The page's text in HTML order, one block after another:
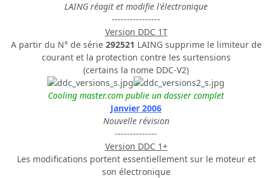
LAING réagit et modifie l'électronique
----------------
Version DDC 1T
A partir du N° de série 292521 LAING supprime le limiteur de
courant et la protection contre les surtensions
(certains la nome DDC-V2)
Cooling master.com publie un dossier complet
Janvier 2006
Nouvelle révision
--------------
Version DDC 1+
Les modifications portent essentiellement sur le moteur et
son électronique